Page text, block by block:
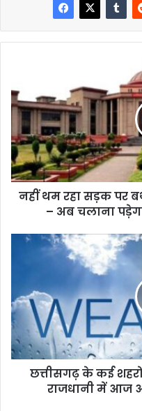
नहीं थम रहा सड़क पर
– अब चलाना
छत्तीसगढ़ के कई
राजधानी में आज